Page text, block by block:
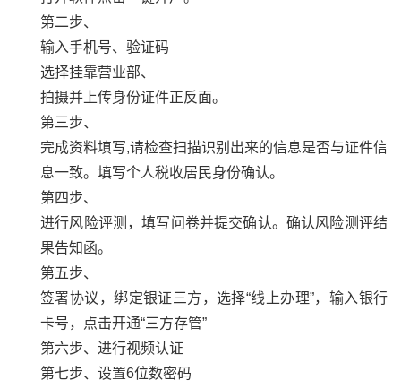
第二步、
输入手机号、验证码
选择挂靠营业部、
拍摄并上传身份证件正反面。
第三步、
完成资料填写,请检查扫描识别出来的信息是否与证件信
息一致。填写个人税收居民身份确认。
第四步、
进行风险评测，填写问卷并提交确认。确认风险测评结
果告知函。
第五步、
签署协议，绑定银证三方，选择“线上办理”，输入银行
卡号，点击开通“三方存管”
第六步、进行视频认证
第七步、设置6位数密码